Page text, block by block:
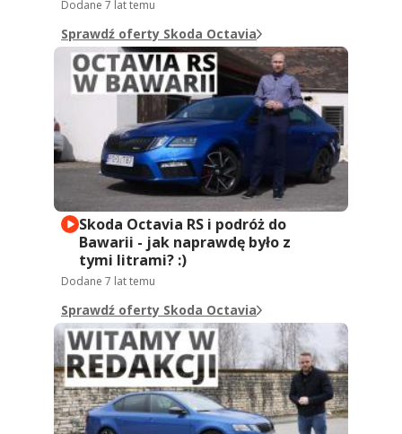
Dodane 7 lat temu
Sprawdź oferty Skoda Octavia
Skoda Octavia RS i podróż do
Bawarii - jak naprawdę było z
tymi litrami? :)
Dodane 7 lat temu
Sprawdź oferty Skoda Octavia